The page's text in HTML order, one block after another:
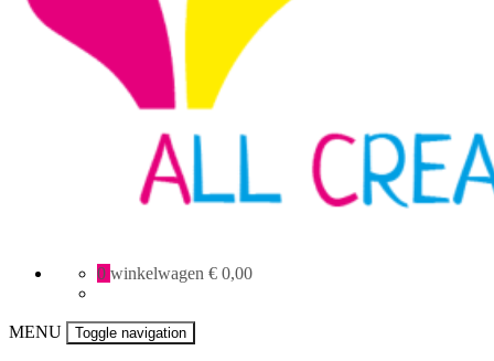
Creative
0 winkelwagen € 0,00
MENU Toggle navigation